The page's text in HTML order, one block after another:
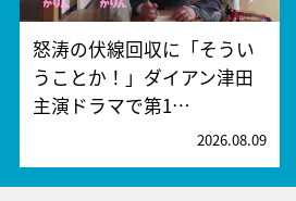
怒涛の伏線回収に「そうい
うことか！」ダイアン津田
主演ドラマで第1…
2026.08.09